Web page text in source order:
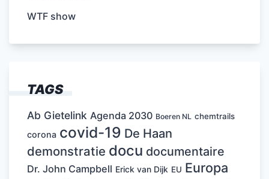
WTF show
TAGS
Ab Gietelink Agenda 2030 Boeren NL chemtrails
corona covid-19 De Haan
demonstratie docu documentaire
Dr. John Campbell Erick van Dijk EU Europa